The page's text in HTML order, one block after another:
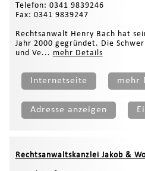
Telefon: 0341 9839246
Fax: 0341 9839247
Rechtsanwalt Henry Bach hat
Jahr 2000 gegründet. Die
und Ve... mehr Details
Internetseite mehr
Adresse anzeigen
Rechtsanwaltskanzlei Jakob &